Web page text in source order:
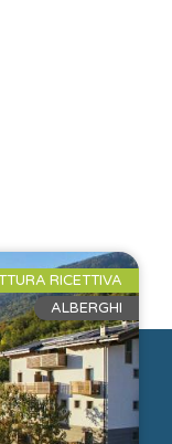
RICETTIVA
ALBERGHI